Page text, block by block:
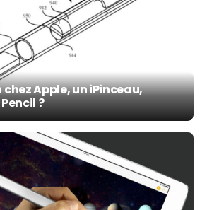
Apple, un iPinceau,
?